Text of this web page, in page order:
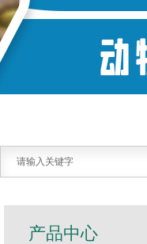
产品中心